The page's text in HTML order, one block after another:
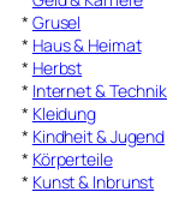
* Grusel
* Haus & Heimat
* Herbst
* Internet & Technik
* Kleidung
* Kindheit & Jugend
* Körperteile
* Kunst & Inbrunst